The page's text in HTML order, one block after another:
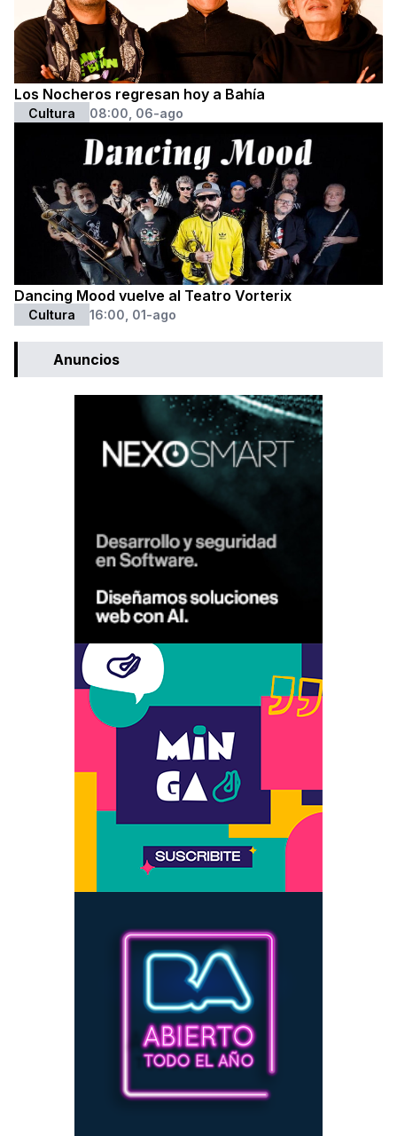
Los Nocheros regresan hoy a Bahía
Cultura 08:00, 06-ago
Dancing Mood vuelve al Teatro Vorterix
Cultura 16:00, 01-ago
Anuncios